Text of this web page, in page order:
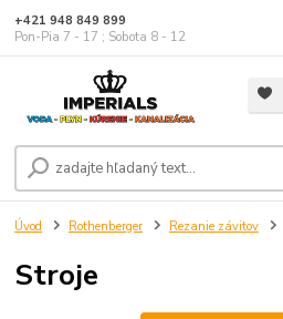
+421 948 849 899
Pon-Pia 7 - 17 ; Sobota 8 - 12
Úvod Rothenberger Rezanie závitov
Stroje